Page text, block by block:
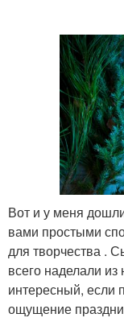
Вот и у меня
вами простыми
для творчества .
всего наделали
интересный, если
ощущение